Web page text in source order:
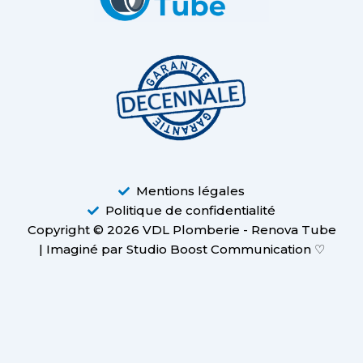
Mentions légales
Politique de confidentialité
Copyright © 2026 VDL Plomberie - Renova Tube
| Imaginé par Studio Boost Communication ♡